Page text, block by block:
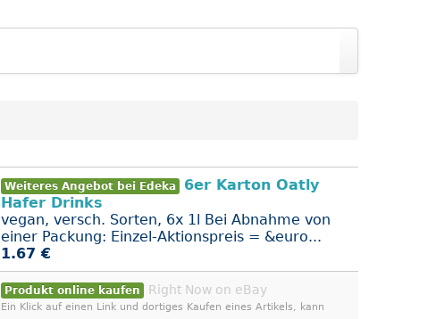
Weiteres Angebot bei Edeka
6er Karton Oatly
Hafer Drinks
vegan, versch. Sorten, 6x 1l Bei Abnahme von
einer Packung: Einzel-Aktionspreis = &euro...
1.67 €
Produkt online kaufen Right Now on eBay
Ein Klick auf einen Link und dortiges Kaufen eines Artikels, kann